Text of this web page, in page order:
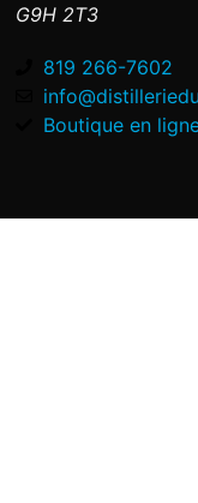
G9H 2T3
819 266-7602
Boutique en